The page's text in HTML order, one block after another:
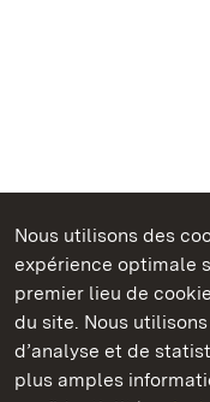
Nous utilisons des
expérience optimale
premier lieu de
du site. Nous
d’analyse et de
plus amples
Châteaux et
Staatliche Schlösser